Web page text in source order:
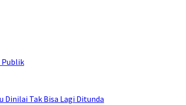
Publik
Dinilai Tak Bisa Lagi Ditunda